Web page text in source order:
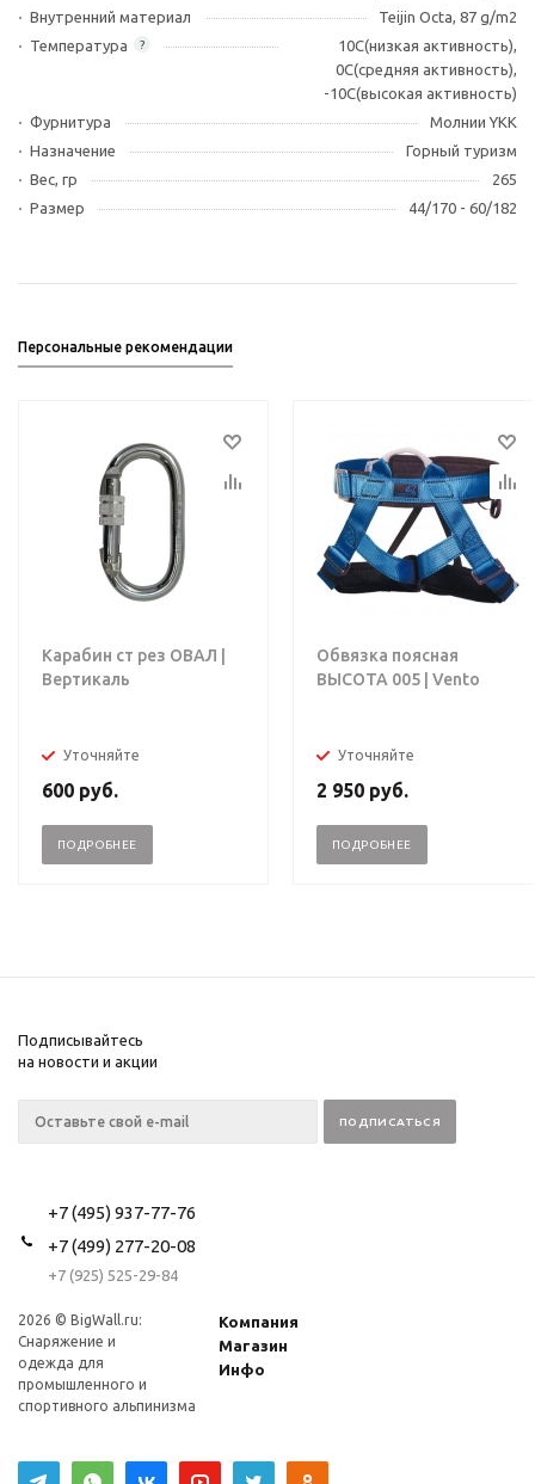
Внутренний материал
Teijin Octa, 87 g/m2
?
Температура
10С(низкая активность),
0C(средняя активность),
-10C(высокая активность)
Фурнитура
Молнии YKK
Назначение
Горный туризм
Вес, гр
265
Размер
44/170 - 60/182
Персональные рекомендации
Карабин ст рез ОВАЛ |
Вертикаль
Уточняйте
600 руб.
ПОДРОБНЕЕ
Обвязка поясная
ВЫСОТА 005 | Vento
Уточняйте
2 950 руб.
ПОДРОБНЕЕ
Подписывайтесь
на новости и акции
+7 (495) 937-77-76
+7 (499) 277-20-08
+7 (925) 525-29-84
2026 © BigWall.ru:
Снаряжение и
одежда для
промышленного и
спортивного альпинизма
Компания
Магазин
Инфо